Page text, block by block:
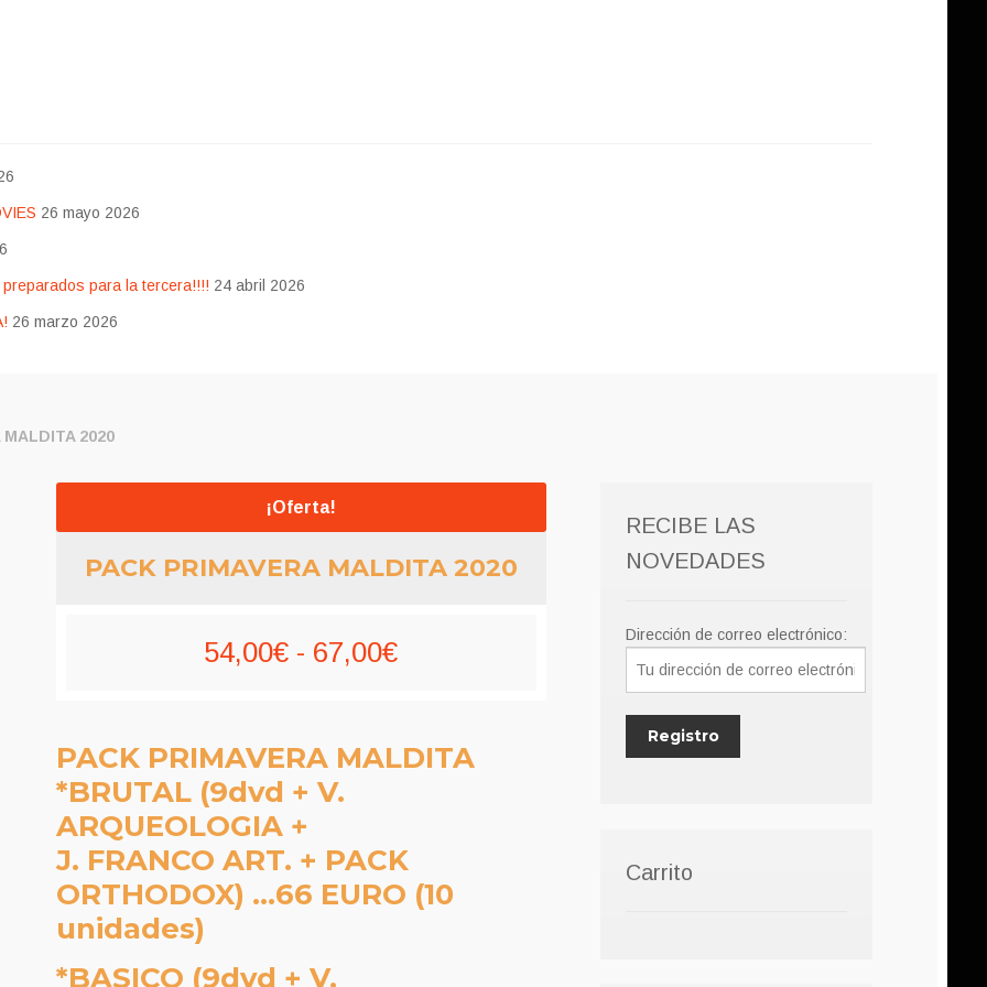
26 mayo 2026
para la tercera!!!! 24 abril 2026
26 marzo 2026
MALDITA 2020
¡Oferta!
PACK PRIMAVERA MALDITA 2020
54,00€ - 67,00€Rango
precios:
hasta
PACK PRIMAVERA MALDITA
*BRUTAL (9dvd + V.
ARQUEOLOGIA +
J. FRANCO ART. + PACK
ORTHODOX) …66 EURO (10
unidades)
*BASICO (9dvd + V.
RECIBE LAS
NOVEDADES
Dirección de correo electrónico:
Carrito